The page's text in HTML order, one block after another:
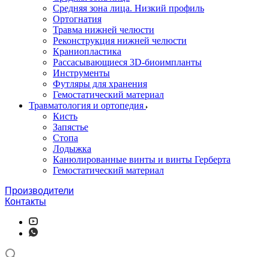
Средняя зона лица. Низкий профиль
Ортогнатия
Травма нижней челюсти
Реконструкция нижней челюсти
Краниопластика
Рассасывающиеся 3D-биоимпланты
Инструменты
Футляры для хранения
Гемостатический материал
Травматология и ортопедия
Кисть
Запястье
Стопа
Лодыжка
Канюлированные винты и винты Герберта
Гемостатический материал
Производители
Контакты